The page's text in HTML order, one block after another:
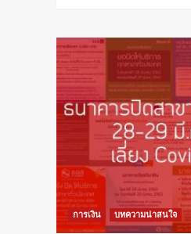
ใหญ่
หลวง
นัก
Food
Delivery
ไทย
แข่งขัน
เดือด
ไม่ใช่
แค่
การเงิน บทความน่าสนใจ